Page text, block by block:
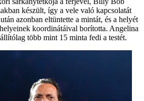
készült, így a vele való kapcsolatát
azonban eltüntette a mintát, és a helyét
koordinátáival borította. Angelina
több mint 15 minta fedi a testét.